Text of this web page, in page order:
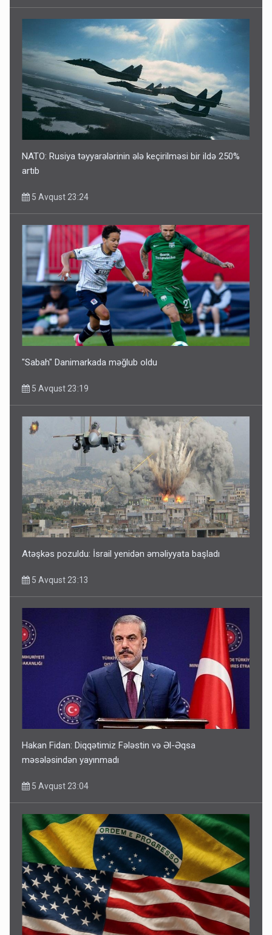
NATO: Rusiya təyyarələrinin ələ keçirilməsi bir ildə 250%
artıb
5 Avqust 23:24
"Sabah" Danimarkada məğlub oldu
5 Avqust 23:19
Atəşkəs pozuldu: İsrail yenidən əməliyyata başladı
5 Avqust 23:13
Hakan Fidan: Diqqətimiz Fələstin və Əl-Əqsa
məsələsindən yayınmadı
5 Avqust 23:04